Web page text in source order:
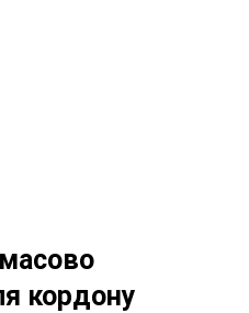
кордону